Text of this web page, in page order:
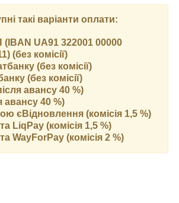
такі варіанти оплати:
UA91 322001 00000
(без комісії)
(без комісії)
(без комісії)
авансу 40 %)
авансу 40 %)
єВідновлення (комісія 1,5 %)
LiqPay (комісія 1,5 %)
WayForPay (комісія 2 %)